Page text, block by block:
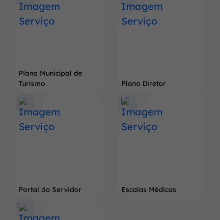
do
Pé
Gigante
Plano Municipal de
Turismo
Plano Diretor
Portal do Servidor Escalas Médicas